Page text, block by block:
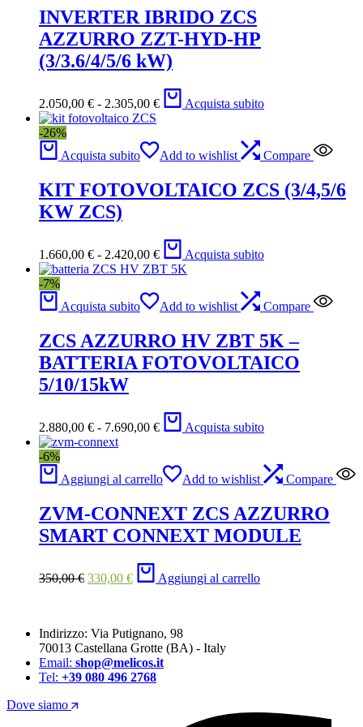
885,00 €
INVERTER IBRIDO ZCS
AZZURRO ZZT-HYD-HP
(3/3.6/4/5/6 kW)
2.050,00 € - 2.305,00 €
Fascia
di
2.050,00 €
2.305,00 €
Acquista subito
-26%
Acquista subito
Add to wishlist Compare
KIT FOTOVOLTAICO ZCS (3/4,5/6
KW ZCS)
1.660,00 € - 2.420,00 €
Fascia
di
prezzo:
1.660,00 €
2.420,00 €
Acquista subito
-7%
Acquista subito
Add to wishlist Compare
ZCS AZZURRO HV ZBT 5K –
BATTERIA FOTOVOLTAICO
5/10/15kW
2.880,00 € - 7.690,00 €
Fascia
di
da
2.880,00 €
7.690,00 €
Acquista subito
-6%
Aggiungi al carrello
Add to wishlist Compare
ZVM-CONNEXT ZCS AZZURRO
SMART CONNEXT MODULE
350,00€ prezzo
350,00 €.
330,00 €
Il
prezzo
330,00 €.
Aggiungi al carrello
Indirizzo: Via Putignano, 98
70013 Castellana Grotte (BA) - Italy
Email: shop@melicos.it
Tel: +39 080 496 2768
Dove siamo